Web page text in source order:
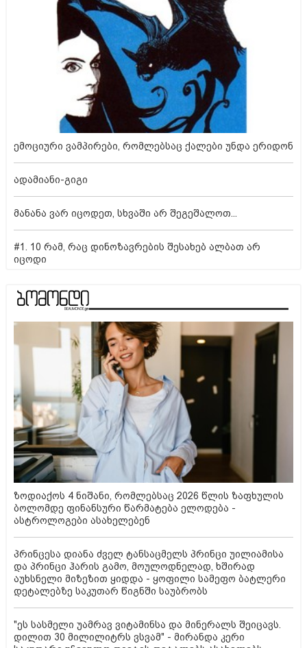
ემოციური ვამპირები, რომლებსაც ქალები უნდა ერიდონ
ადამიანი-გიგი
მანანა ვარ იცოდეთ, სხვაში არ შეგეშალოთ...
#1. 10 რამ, რაც დინოზავრების შესახებ ალბათ არ
იცოდი
ზოდიაქოს 4 ნიშანი, რომლებსაც 2026 წლის ზაფხულის
ბოლომდე ფინანსური წარმატება ელოდება -
ასტროლოგები ასახელებენ
პრინცესა დიანა ძველ ტანსაცმელს პრინცი უილიამისა
და პრინცი ჰარის გამო, მოულოდნელად, ხშირად
აუხსნელი მიზეზით ყიდდა - ყოფილი სამეფო ბატლერი
დეტალებზე საკუთარ წიგნში საუბრობს
"ეს სასმელი უამრავ ვიტამინსა და მინერალს შეიცავს.
დილით 30 მილილიტრს ვსვამ" - მირანდა კერი